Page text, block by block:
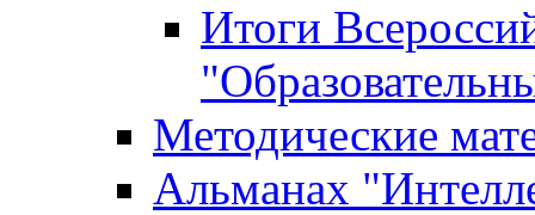
Итоги
Методические
Альманах